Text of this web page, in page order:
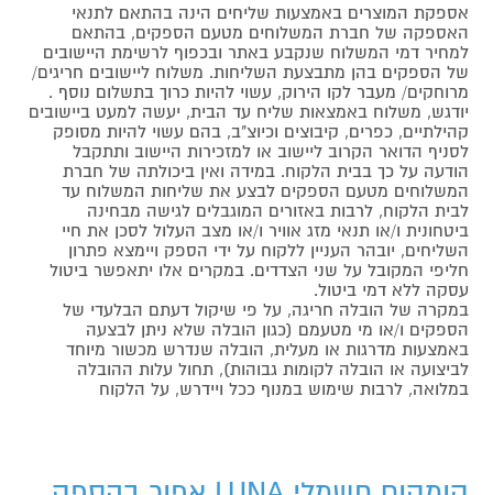
אספקת המוצרים באמצעות שליחים הינה בהתאם לתנאי
האספקה של חברת המשלוחים מטעם הספקים, בהתאם
למחיר דמי המשלוח שנקבע באתר ובכפוף לרשימת היישובים
של הספקים בהן מתבצעת השליחות. משלוח ליישובים חריגים/
מרוחקים/ מעבר לקו הירוק, עשוי להיות כרוך בתשלום נוסף .
יודגש, משלוח באמצאות שליח עד הבית, יעשה למעט ביישובים
קהילתיים, כפרים, קיבוצים וכיוצ"ב, בהם עשוי להיות מסופק
לסניף הדואר הקרוב ליישוב או למזכירות היישוב ותתקבל
הודעה על כך בבית הלקוח. במידה ואין ביכולתה של חברת
המשלוחים מטעם הספקים לבצע את שליחות המשלוח עד
לבית הלקוח, לרבות באזורים המוגבלים לגישה מבחינה
ביטחונית ו/או תנאי מזג אוויר ו/או מצב העלול לסכן את חיי
השליחים, יובהר העניין ללקוח על ידי הספק ויימצא פתרון
חליפי המקובל על שני הצדדים. במקרים אלו יתאפשר ביטול
עסקה ללא דמי ביטול.
במקרה של הובלה חריגה, על פי שיקול דעתם הבלעדי של
הספקים ו/או מי מטעמם (כגון הובלה שלא ניתן לבצעה
באמצעות מדרגות או מעלית, הובלה שנדרש מכשור מיוחד
לביצועה או הובלה לקומות גבוהות), תחול עלות ההובלה
במלואה, לרבות שימוש במנוף ככל ויידרש, על הלקוח